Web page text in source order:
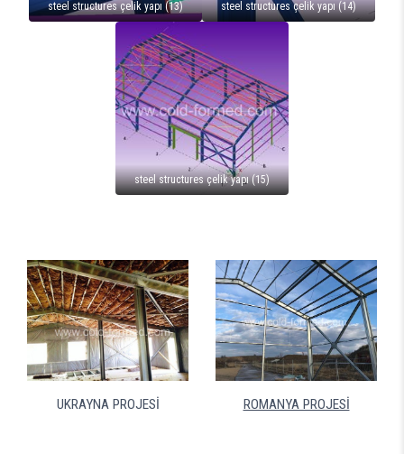
steel structures çelik yapı (13) steel structures çelik yapı (14)
steel structures çelik yapı (15)
UKRAYNA PROJESİ ROMANYA PROJESİ